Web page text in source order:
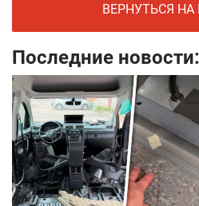
ВЕРНУТЬСЯ
Последние новости: